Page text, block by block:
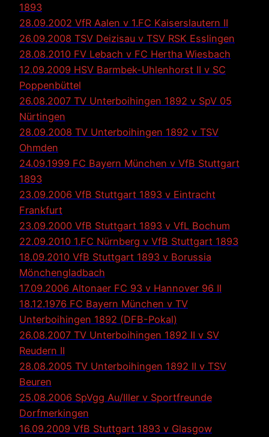
1893
28.09.2002 VfR Aalen v 1.FC Kaiserslautern II
26.09.2008 TSV Deizisau v TSV RSK Esslingen
28.08.2010 FV Lebach v FC Hertha Wiesbach
12.09.2009 HSV Barmbek-Uhlenhorst II v SC
Poppenbüttel
26.08.2007 TV Unterboihingen 1892 v SpV 05
Nürtingen
28.09.2008 TV Unterboihingen 1892 v TSV
Ohmden
24.09.1999 FC Bayern München v VfB Stuttgart
1893
23.09.2006 VfB Stuttgart 1893 v Eintracht
Frankfurt
23.09.2000 VfB Stuttgart 1893 v VfL Bochum
22.09.2010 1.FC Nürnberg v VfB Stuttgart 1893
18.09.2010 VfB Stuttgart 1893 v Borussia
Mönchengladbach
17.09.2006 Altonaer FC 93 v Hannover 96 II
18.12.1976 FC Bayern München v TV
Unterboihingen 1892 (DFB-Pokal)
26.08.2007 TV Unterboihingen 1892 II v SV
Reudern II
28.08.2005 TV Unterboihingen 1892 II v TSV
Beuren
25.08.2006 SpVgg Au/Iller v Sportfreunde
Dorfmerkingen
16.09.2009 VfB Stuttgart 1893 v Glasgow